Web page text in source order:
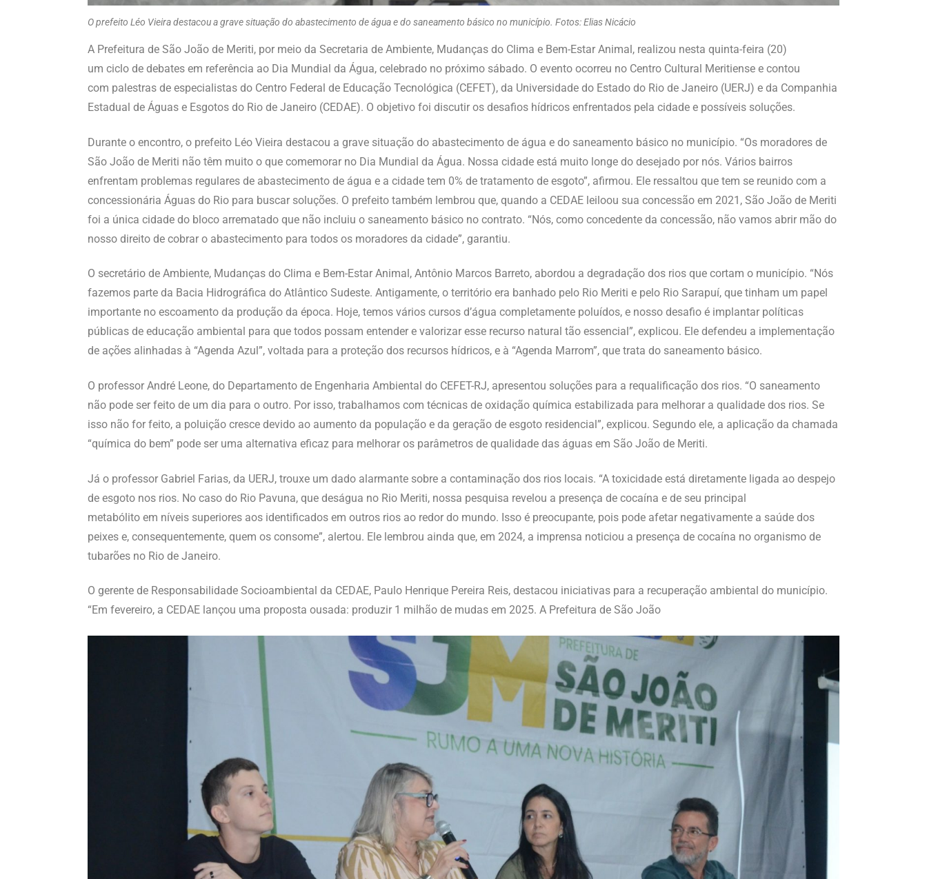
O prefeito Léo Vieira destacou a grave situação do abastecimento de água e do saneamento básico no município. Fotos: Elias Nicácio
A Prefeitura de São João de Meriti, por meio da Secretaria de Ambiente, Mudanças do Clima e Bem-Estar Animal, realizou nesta quinta-feira (20)
um ciclo de debates em referência ao Dia Mundial da Água, celebrado no próximo sábado. O evento ocorreu no Centro Cultural Meritiense e contou
com palestras de especialistas do Centro Federal de Educação Tecnológica (CEFET), da Universidade do Estado do Rio de Janeiro (UERJ) e da Companhia
Estadual de Águas e Esgotos do Rio de Janeiro (CEDAE). O objetivo foi discutir os desafios hídricos enfrentados pela cidade e possíveis soluções.
Durante o encontro, o prefeito Léo Vieira destacou a grave situação do abastecimento de água e do saneamento básico no município. “Os moradores de
São João de Meriti não têm muito o que comemorar no Dia Mundial da Água. Nossa cidade está muito longe do desejado por nós. Vários bairros
enfrentam problemas regulares de abastecimento de água e a cidade tem 0% de tratamento de esgoto”, afirmou. Ele ressaltou que tem se reunido com a
concessionária Águas do Rio para buscar soluções. O prefeito também lembrou que, quando a CEDAE leiloou sua concessão em 2021, São João de Meriti
foi a única cidade do bloco arrematado que não incluiu o saneamento básico no contrato. “Nós, como concedente da concessão, não vamos abrir mão do
nosso direito de cobrar o abastecimento para todos os moradores da cidade”, garantiu.
O secretário de Ambiente, Mudanças do Clima e Bem-Estar Animal, Antônio Marcos Barreto, abordou a degradação dos rios que cortam o município. “Nós
fazemos parte da Bacia Hidrográfica do Atlântico Sudeste. Antigamente, o território era banhado pelo Rio Meriti e pelo Rio Sarapuí, que tinham um papel
importante no escoamento da produção da época. Hoje, temos vários cursos d’água completamente poluídos, e nosso desafio é implantar políticas
públicas de educação ambiental para que todos possam entender e valorizar esse recurso natural tão essencial”, explicou. Ele defendeu a implementação
de ações alinhadas à “Agenda Azul”, voltada para a proteção dos recursos hídricos, e à “Agenda Marrom”, que trata do saneamento básico.
O professor André Leone, do Departamento de Engenharia Ambiental do CEFET-RJ, apresentou soluções para a requalificação dos rios. “O saneamento
não pode ser feito de um dia para o outro. Por isso, trabalhamos com técnicas de oxidação química estabilizada para melhorar a qualidade dos rios. Se
isso não for feito, a poluição cresce devido ao aumento da população e da geração de esgoto residencial”, explicou. Segundo ele, a aplicação da chamada
“química do bem” pode ser uma alternativa eficaz para melhorar os parâmetros de qualidade das águas em São João de Meriti.
Já o professor Gabriel Farias, da UERJ, trouxe um dado alarmante sobre a contaminação dos rios locais. “A toxicidade está diretamente ligada ao despejo
de esgoto nos rios. No caso do Rio Pavuna, que deságua no Rio Meriti, nossa pesquisa revelou a presença de cocaína e de seu principal
metabólito em níveis superiores aos identificados em outros rios ao redor do mundo. Isso é preocupante, pois pode afetar negativamente a saúde dos
peixes e, consequentemente, quem os consome”, alertou. Ele lembrou ainda que, em 2024, a imprensa noticiou a presença de cocaína no organismo de
tubarões no Rio de Janeiro.
O gerente de Responsabilidade Socioambiental da CEDAE, Paulo Henrique Pereira Reis, destacou iniciativas para a recuperação ambiental do município.
“Em fevereiro, a CEDAE lançou uma proposta ousada: produzir 1 milhão de mudas em 2025. A Prefeitura de São João